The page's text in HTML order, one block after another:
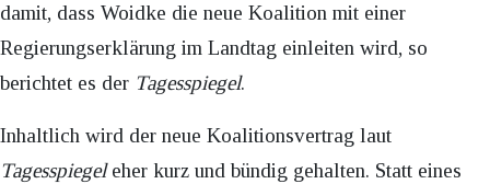
damit, dass Woidke die neue Koalition mit einer
Regierungserklärung im Landtag einleiten wird, so
berichtet es der Tagesspiegel.
Inhaltlich wird der neue Koalitionsvertrag laut
Tagesspiegeleher kurz und bündig gehalten. Statt eines